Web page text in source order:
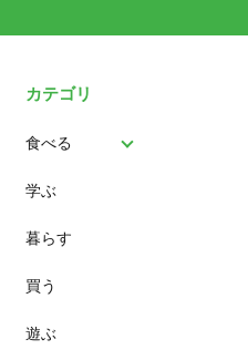
カテゴリ
食べる
パン
スイーツ
ランチ
カフェ
学ぶ
暮らす
買う
遊ぶ